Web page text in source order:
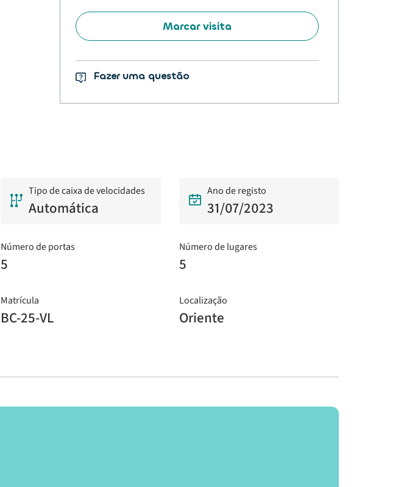
Marcar visita
Fazer uma questão
Tipo de caixa de velocidades
Automática
Ano de registo
31/07/2023
Número de portas
5
Número de lugares
5
Matrícula
BC-25-VL
Localização
Oriente